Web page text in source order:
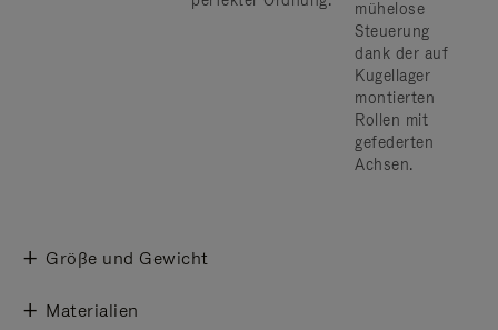
mühelose
Steuerung
dank der auf
Kugellager
montierten
Rollen mit
gefederten
Achsen.
Größe und Gewicht
Materialien